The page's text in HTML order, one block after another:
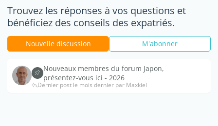
Trouvez les réponses à vos questions et
bénéficiez des conseils des expatriés.
Nouvelle discussion M'abonner
Nouveaux membres du forum Japon,
présentez-vous ici - 2026
Dernier post le mois dernier par Maxkiel